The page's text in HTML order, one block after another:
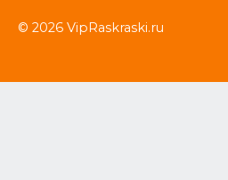
© 2026 VipRaskraski.ru